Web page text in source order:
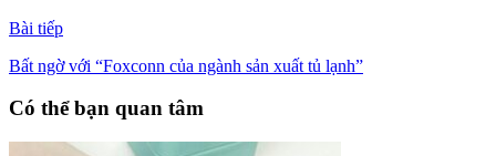
Bài tiếp
Bất ngờ với “Foxconn của ngành sản xuất tủ lạnh”
Có thể bạn quan tâm